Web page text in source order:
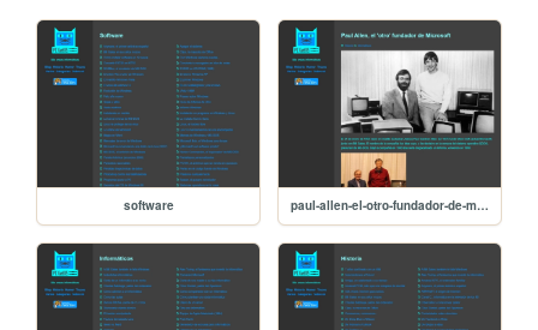
software paul-allen-el-otro-fundador-de-microsoft